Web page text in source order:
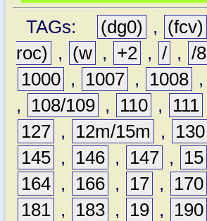
TAGs:
(dg0) , (fcv)
roc)
, (w , +2 , / , /8
1000 , 1007 , 1008 ,
,
108/109 , 110 , 111
127 , 12m/15m , 130
145 , 146 , 147 , 15
164 , 166 , 17 , 170
181 , 183 , 19 , 190